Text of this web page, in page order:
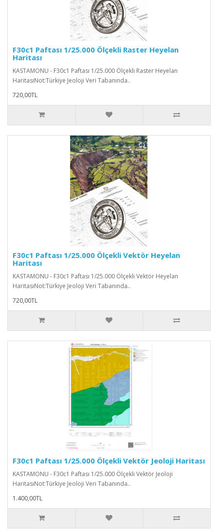
F30c1 Paftası 1/25.000 Ölçekli Raster Heyelan
Haritası
KASTAMONU - F30c1 Paftası 1/25.000 Ölçekli Raster Heyelan
HaritasıNot:Türkiye Jeoloji Veri Tabanında..
720,00TL
F30c1 Paftası 1/25.000 Ölçekli Vektör Heyelan
Haritası
KASTAMONU - F30c1 Paftası 1/25.000 Ölçekli Vektör Heyelan
HaritasıNot:Türkiye Jeoloji Veri Tabanında..
720,00TL
F30c1 Paftası 1/25.000 Ölçekli Vektör Jeoloji Haritası
KASTAMONU - F30c1 Paftası 1/25.000 Ölçekli Vektör Jeoloji
HaritasıNot:Türkiye Jeoloji Veri Tabanında..
1.400,00TL